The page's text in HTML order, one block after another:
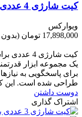
کیت شارژی 4 عددی براشلس ویوارکس VR2404-BCK
ویوارکس
17,898,000 تومان
(بدون
یک مجموعه ابزار
برای پاسخگویی به
طراحی شده است. این
دوست داشتن
اشتراک گذاری